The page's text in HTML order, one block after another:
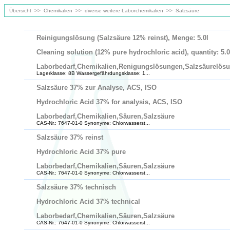
Übersicht >> Chemikalien >> diverse weitere Laborchemikalien >> Salzsäure
Reinigungslösung (Salzsäure 12% reinst), Menge: 5.0l
Cleaning solution (12% pure hydrochloric acid), quantity: 5.0 l
Lagerklasse: 8B Wassergefährdungsklasse: 1...
Salzsäure 37% zur Analyse, ACS, ISO
Hydrochloric Acid 37% for analysis, ACS, ISO
Laborbedarf,Chemikalien,Säuren,Salzsäure
CAS-Nr.: 7647-01-0 Synonyme: Chlorwasserst...
Salzsäure 37% reinst
Hydrochloric Acid 37% pure
Laborbedarf,Chemikalien,Säuren,Salzsäure
CAS-Nr.: 7647-01-0 Synonyme: Chlorwasserst...
Salzsäure 37% technisch
Hydrochloric Acid 37% technical
Laborbedarf,Chemikalien,Säuren,Salzsäure
CAS-Nr.: 7647-01-0 Synonyme: Chlorwasserst...